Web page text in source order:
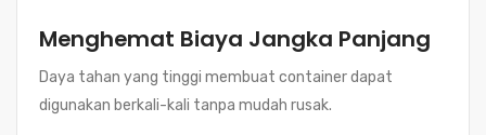
Menghemat Biaya Jangka Panjang
Daya tahan yang tinggi membuat container dapat
digunakan berkali-kali tanpa mudah rusak.